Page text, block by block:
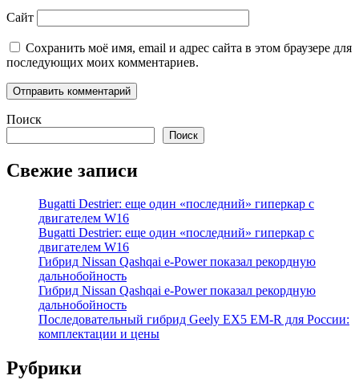
Сайт
Сохранить моё имя, email и адрес сайта в этом браузере для
последующих моих комментариев.
Поиск
Поиск
Свежие записи
Bugatti Destrier: еще один «последний» гиперкар с
двигателем W16
Bugatti Destrier: еще один «последний» гиперкар с
двигателем W16
Гибрид Nissan Qashqai e-Power показал рекордную
дальнобойность
Гибрид Nissan Qashqai e-Power показал рекордную
дальнобойность
Последовательный гибрид Geely EX5 EM-R для России:
комплектации и цены
Рубрики